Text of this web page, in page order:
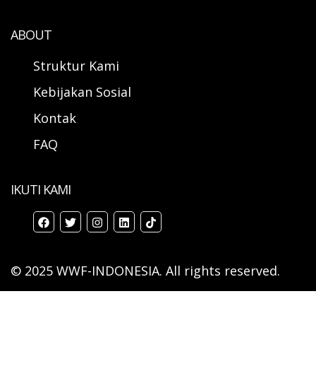
ABOUT
Struktur Kami
Kebijakan Sosial
Kontak
FAQ
IKUTI KAMI
© 2025 WWF-INDONESIA. All rights reserved.